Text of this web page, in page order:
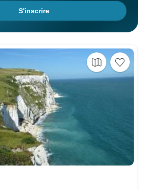
S'inscrire